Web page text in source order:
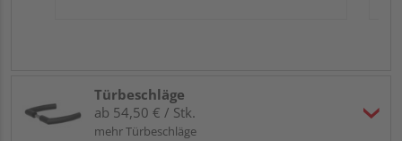
Türbeschläge
ab 54,50 € / Stk.
mehr Türbeschläge